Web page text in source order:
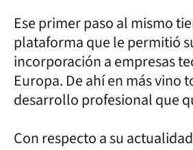
Ese primer paso al mismo
plataforma que le permitió
incorporación a empresas
Europa. De ahí en más vino
desarrollo profesional que
Con respecto a su